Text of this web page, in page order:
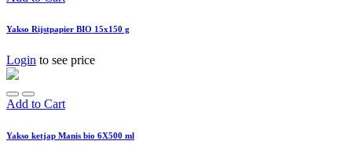
Yakso Rijstpapier BIO 15x150 g
Login to see price
Add to Cart
Yakso ketjap Manis bio 6X500 ml